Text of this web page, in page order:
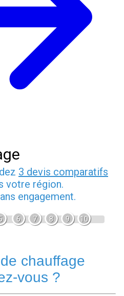
3 devis comparatifs
votre région.
engagement.
6 7 8 9 10
chauffage
vous ?